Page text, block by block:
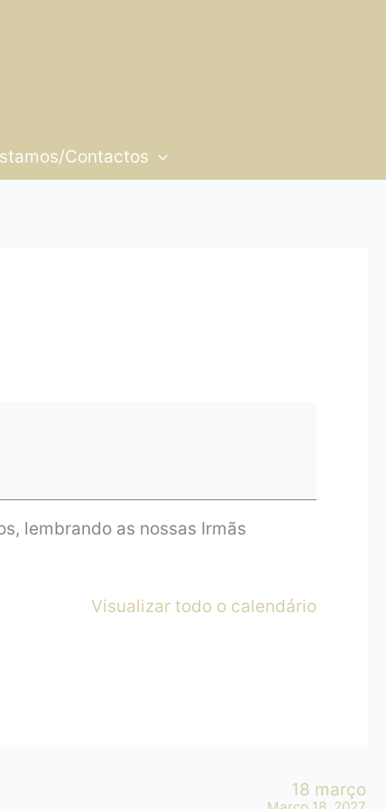
Contactos
lembrando as nossas Irmãs
Visualizar todo o calendário
18 março